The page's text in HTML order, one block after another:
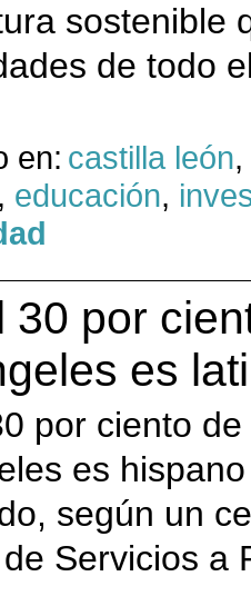
sostenible
de todo
en: castilla león,
, educación,
30 por
es
por ciento
es
según un
Servicios a